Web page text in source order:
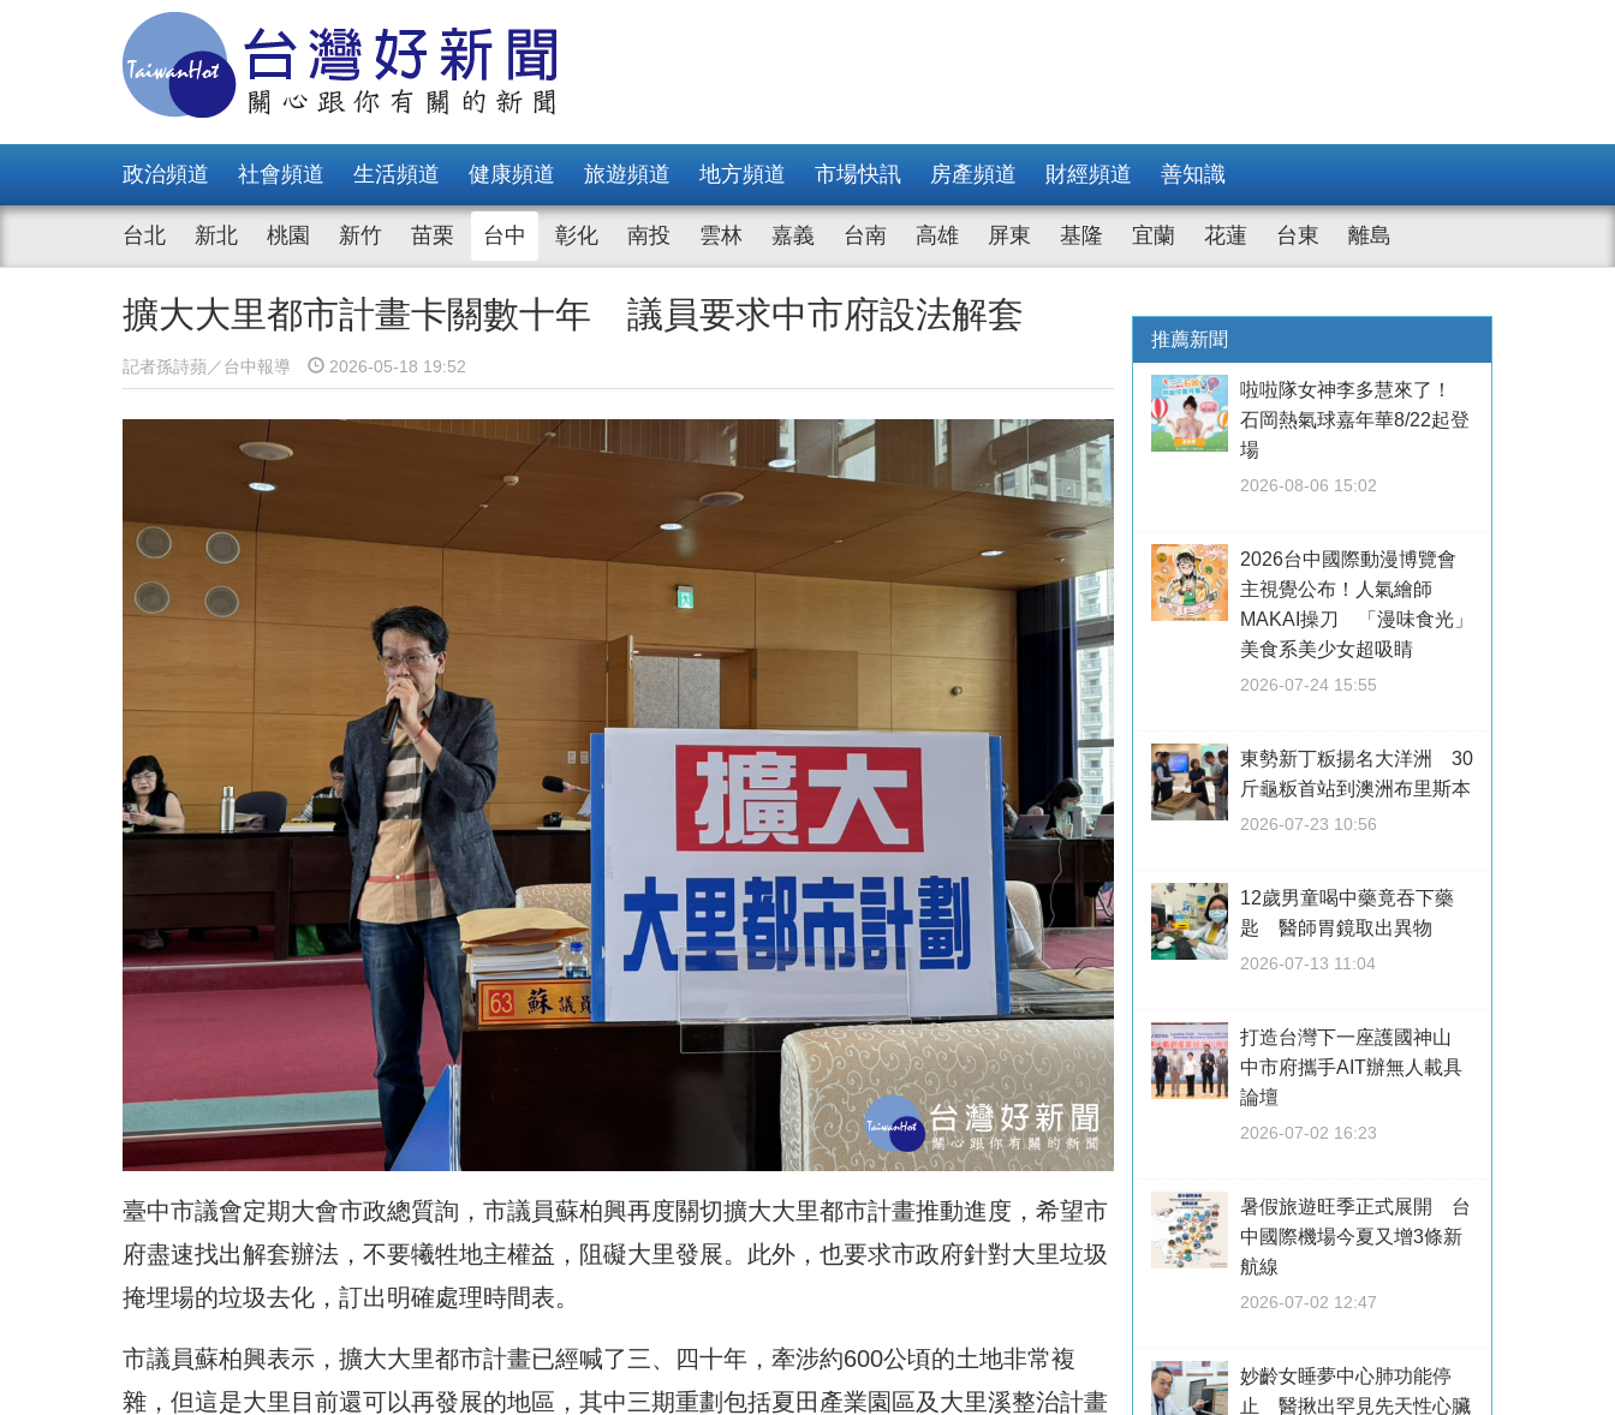
政治頻道 社會頻道 生活頻道 健康頻道 旅遊頻道 地方頻道 市場快訊 房產頻道 財經頻道 善知識
台北 新北 桃園 新竹 苗栗 台中 彰化 南投 雲林 嘉義 台南 高雄 屏東 基隆 宜蘭 花蓮 台東 離島
擴大大里都市計畫卡關數十年 議員要求中市府設法解套
記者孫詩蘋／台中報導 2026-05-18 19:52
臺中市議會定期大會市政總質詢，市議員蘇柏興再度關切擴大大里都市計畫推動進度，希望市
府盡速找出解套辦法，不要犧牲地主權益，阻礙大里發展。此外，也要求市政府針對大里垃圾
掩埋場的垃圾去化，訂出明確處理時間表。
市議員蘇柏興表示，擴大大里都市計畫已經喊了三、四十年，牽涉約600公頃的土地非常複
雜，但這是大里目前還可以再發展的地區，其中三期重劃包括夏田產業園區及大里溪整治計畫
推薦新聞
啦啦隊女神李多慧來了！
石岡熱氣球嘉年華8/22起登
場
2026-08-06 15:02
2026台中國際動漫博覽會
主視覺公布！人氣繪師
MAKAI操刀 「漫味食光」
美食系美少女超吸睛
2026-07-24 15:55
東勢新丁粄揚名大洋洲 30
斤龜粄首站到澳洲布里斯本
2026-07-23 10:56
12歲男童喝中藥竟吞下藥
匙 醫師胃鏡取出異物
2026-07-13 11:04
打造台灣下一座護國神山
中市府攜手AIT辦無人載具
論壇
2026-07-02 16:23
暑假旅遊旺季正式展開 台
中國際機場今夏又增3條新
航線
2026-07-02 12:47
妙齡女睡夢中心肺功能停
止 醫揪出罕見先天性心臟